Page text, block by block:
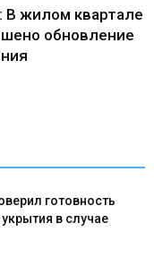
В жилом квартале
обновление
готовность
в случае